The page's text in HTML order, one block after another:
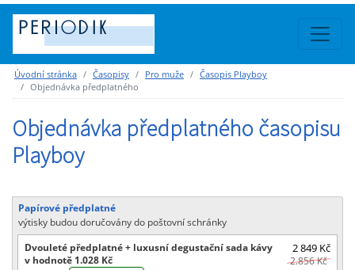
Úvodní stránka Časopisy Pro muže
Časopis Playboy
Objednávka předplatného
Objednávka předplatného časopisu
Playboy
Papírové předplatné
výtisky budou doručovány do poštovní schránky
Dvouleté předplatné + luxusní degustační sada kávy
v hodnotě 1.028 Kč
2 849 Kč
2.856 Kč